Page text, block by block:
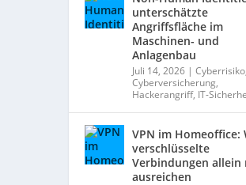
unterschätzte
Angriffsfläche im
Maschinen- und
Anlagenbau
Juli 14, 2026 |Cyberrisiko
Cyberversicherung,
Hackerangriff, IT-
VPN im Homeoffice:
verschlüsselte
Verbindungen allein
ausreichen